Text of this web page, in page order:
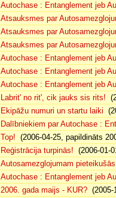
Autochase : Entanglement jeb
Atsauksmes par
Atsauksmes par
Atsauksmes par
Autochase : Entanglement jeb
Autochase : Entanglement jeb
Autochase : Entanglement jeb
Labrit' no rit', cik jauks sis rits!
Ekipāžu numuri un startu laiki
Dalībniekiem par Autochase :
Top! (2006-04-25, papildināts
Reģistrācija turpinās! (2006-01-
Autosamezglojumam
Autochase : Entanglement jeb
2006. gada maijs - KUR? (2005-